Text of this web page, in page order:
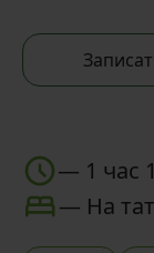
— 1 час
— На